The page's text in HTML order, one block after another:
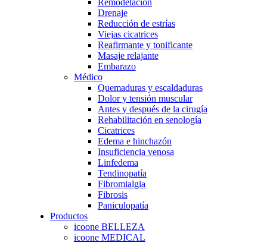
Remodelación
Drenaje
Reducción de estrías
Viejas cicatrices
Reafirmante y tonificante
Masaje relajante
Embarazo
Médico
Quemaduras y escaldaduras
Dolor y tensión muscular
Antes y después de la cirugía
Rehabilitación en senología
Cicatrices
Edema e hinchazón
Insuficiencia venosa
Linfedema
Tendinopatía
Fibromialgia
Fibrosis
Paniculopatía
Productos
icoone BELLEZA
icoone MEDICAL